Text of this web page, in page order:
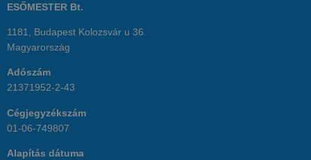
ESŐMESTER Bt.
1181, Budapest Kolozsvár u 36.
Magyarország
Adószám
21371952-2-43
Cégjegyzékszám
01-06-749807
Alapítás dátuma